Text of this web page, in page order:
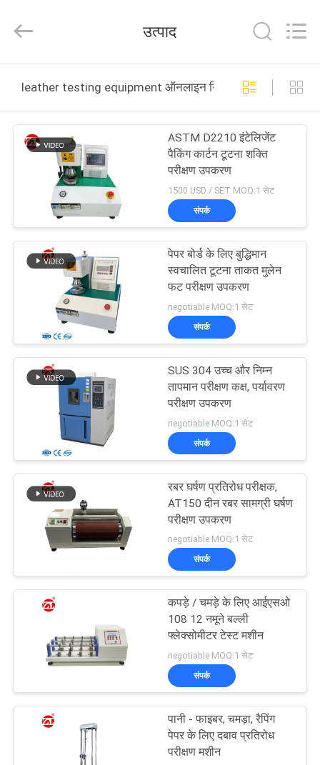
उत्पादों
बारे
कारखाना
भ्रमण
गुणवत्ता
नियंत्रण
संपर्क
करें
समाचार
एक
उद्धरण
Technology
Rights
उत्पाद
leather testing equipment ऑनलाइन निर्माण
ASTM D2210 इंटेलिजेंट
पैकिंग कार्टन टूटना शक्ति
परीक्षण उपकरण
1500 USD / SET MOQ:1 सेट
संपर्क
पेपर बोर्ड के लिए बुद्धिमान
स्वचालित टूटना ताकत मुलेन
फट परीक्षण उपकरण
negotiable MOQ:1 सेट
संपर्क
SUS 304 उच्च और निम्न
तापमान परीक्षण कक्ष, पर्यावरण
परीक्षण उपकरण
negotiable MOQ:1 सेट
संपर्क
रबर घर्षण प्रतिरोध परीक्षक,
AT150 दीन रबर सामग्री घर्षण
परीक्षण उपकरण
negotiable MOQ:1 सेट
संपर्क
कपड़े / चमड़े के लिए आईएसओ
108 12 नमूने बल्ली
फ्लेक्सोमीटर टेस्ट मशीन
negotiable MOQ:1 सेट
संपर्क
पानी - फाइबर, चमड़ा, रैपिंग
पेपर के लिए दबाव प्रतिरोध
परीक्षण मशीन